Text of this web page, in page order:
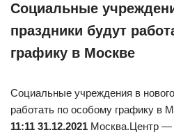
Социальные
праздники будут
графику в Москве
Социальные учреждения в
работать по особому графику в
11:11 31.12.2021 Москва.Центр —